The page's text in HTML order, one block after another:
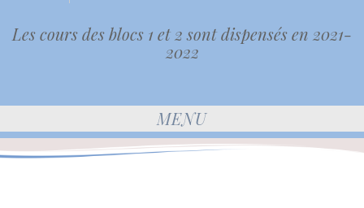
Les cours des blocs 1 et 2 sont dispensés en 2021-
2022
MENU